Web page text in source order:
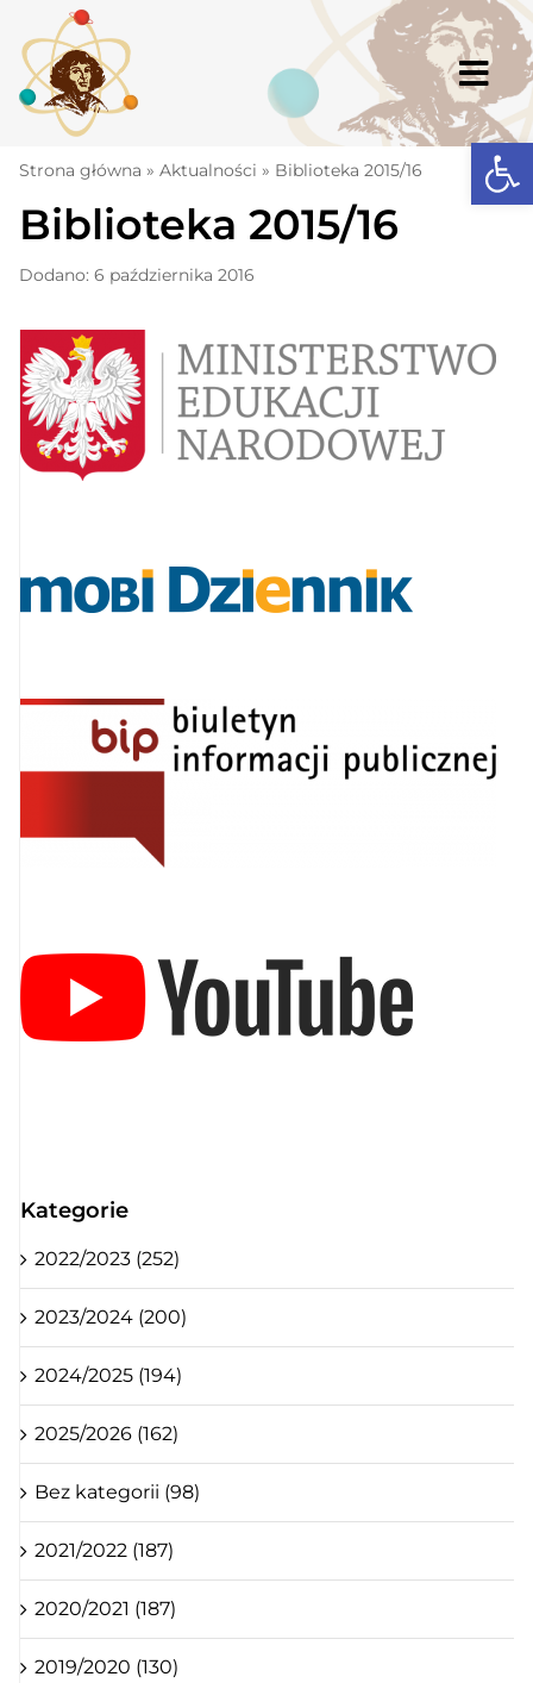
content
Strona główna
Aktualności
Komunikaty
Dokumenty
Osiągnięcia
Warto wiedzieć
Strona główna » Aktualności » Biblioteka 2015/16
Biblioteka 2015/16
Dodano: 6 października 2016
Kategorie
2022/2023 (252)
2023/2024 (200)
2024/2025 (194)
2025/2026 (162)
Bez kategorii (98)
2021/2022 (187)
2020/2021 (187)
2019/2020 (130)